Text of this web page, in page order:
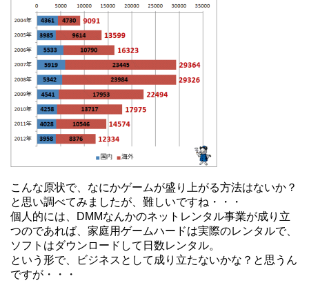
こんな原状で、なにかゲームが盛り上がる方法はないか？
と思い調べてみましたが、難しいですね・・・
個人的には、DMMなんかのネットレンタル事業が成り立
つのであれば、家庭用ゲームハードは実際のレンタルで、
ソフトはダウンロードして日数レンタル。
という形で、ビジネスとして成り立たないかな？と思うん
ですが・・・